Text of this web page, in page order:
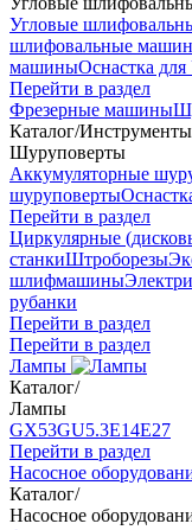
Угловые
шлифовальные
машиныОснастка
Перейти в раздел
Фрезерные машины
Каталог/Инструменты
Шуруповерты
Аккумуляторные
шуруповерты
Перейти в раздел
Циркулярные
станкиШтроборезы
шлифмашины
рубанки
Перейти в раздел
Перейти в раздел
Лампы
Каталог/
Лампы
GX53GU5.3Е14Е27
Перейти в раздел
Насосное
Каталог/
Насосное